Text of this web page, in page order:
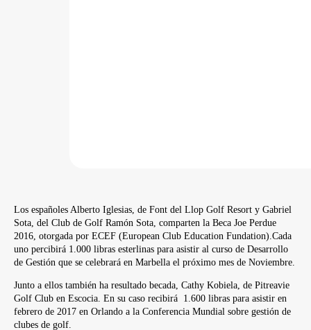
Los españoles Alberto Iglesias, de Font del Llop Golf Resort y Gabriel
Sota, del Club de Golf Ramón Sota, comparten la Beca Joe Perdue
2016, otorgada por ECEF (European Club Education Fundation).Cada
uno percibirá 1.000 libras esterlinas para asistir al curso de Desarrollo
de Gestión que se celebrará en Marbella el próximo mes de Noviembre.
Junto a ellos también ha resultado becada, Cathy Kobiela, de Pitreavie
Golf Club en Escocia. En su caso recibirá 1.600 libras para asistir en
febrero de 2017 en Orlando a la Conferencia Mundial sobre gestión de
clubes de golf.